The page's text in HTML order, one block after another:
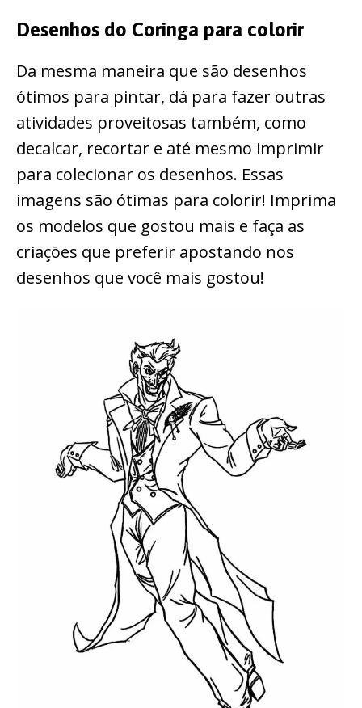
Desenhos do Coringa para colorir
Da mesma maneira que são desenhos
ótimos para pintar, dá para fazer outras
atividades proveitosas também, como
decalcar, recortar e até mesmo imprimir
para colecionar os desenhos. Essas
imagens são ótimas para colorir! Imprima
os modelos que gostou mais e faça as
criações que preferir apostando nos
desenhos que você mais gostou!